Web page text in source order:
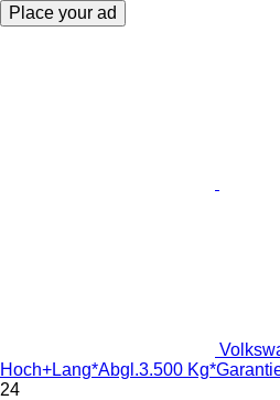
Place your ad
Hoch+Lang*Abgl.3.500
24